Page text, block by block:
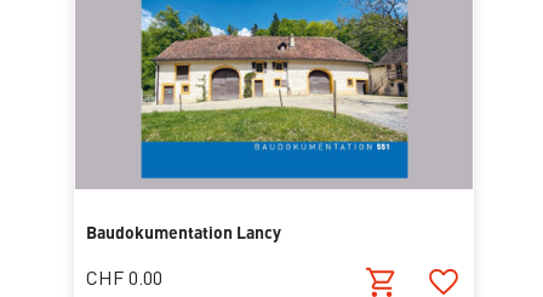
Baudokumentation Lancy
CHF 0.00